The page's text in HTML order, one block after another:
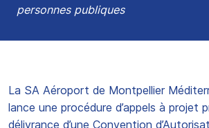
personnes publiques
La SA Aéroport de Montpellier
lance une procédure d’appels à projet
délivrance d’une Convention